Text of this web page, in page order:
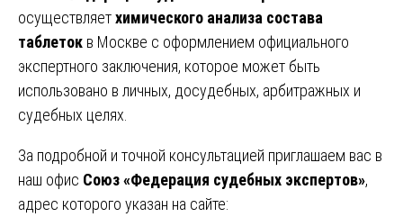
осуществляетхимического анализа состава
таблеток в Москве с оформлением официального
экспертного заключения, которое может быть
использовано в личных, досудебных, арбитражных и
судебных целях.
За подробной и точной консультацией приглашаем вас в
наш офис Союз «Федерация судебных экспертов»,
адрес которого указан на сайте: